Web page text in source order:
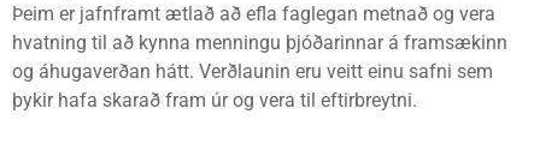
Þeim er jafnframt ætlað að efla faglegan metnað og vera
hvatning til að kynna menningu þjóðarinnar á framsækinn
og áhugaverðan hátt. Verðlaunin eru veitt einu safni sem
þykir hafa skarað fram úr og vera til eftirbreytni.